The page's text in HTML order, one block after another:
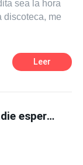
del pasado
intensifica,
otros
sea la hora
discoteca, me
Leer
El matrimonio que nadie esperaba